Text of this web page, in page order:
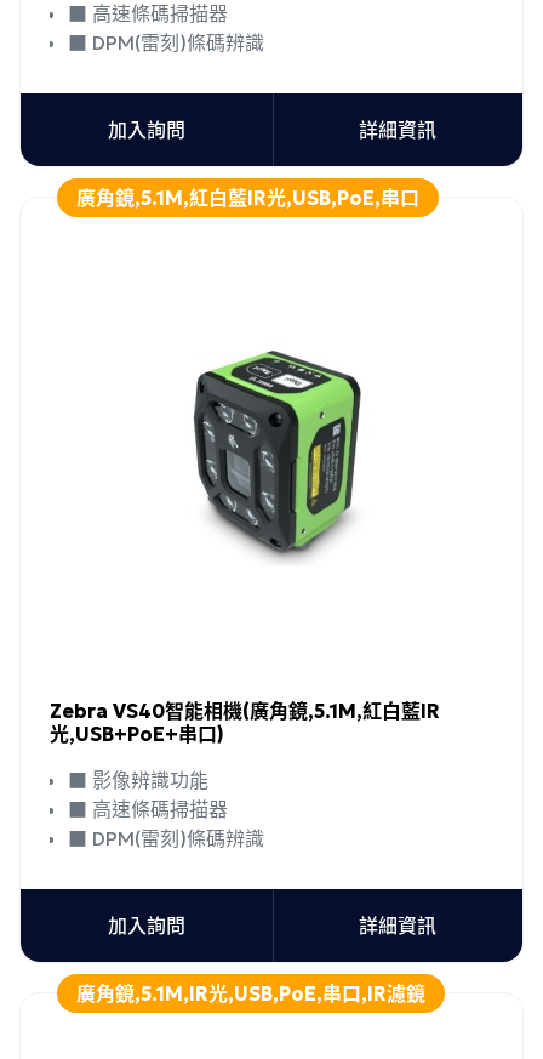
■ 高速條碼掃描器
■ DPM(雷刻)條碼辨識
加入詢問 詳細資訊
廣角鏡,5.1M,紅白藍IR光,USB,PoE,串口
Zebra VS40智能相機(廣角鏡,5.1M,紅白藍IR
光,USB+PoE+串口)
■ 影像辨識功能
■ 高速條碼掃描器
■ DPM(雷刻)條碼辨識
加入詢問 詳細資訊
廣角鏡,5.1M,IR光,USB,PoE,串口,IR濾鏡